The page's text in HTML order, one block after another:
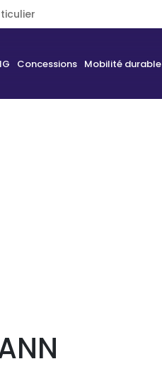
Concessions Mobilité durable